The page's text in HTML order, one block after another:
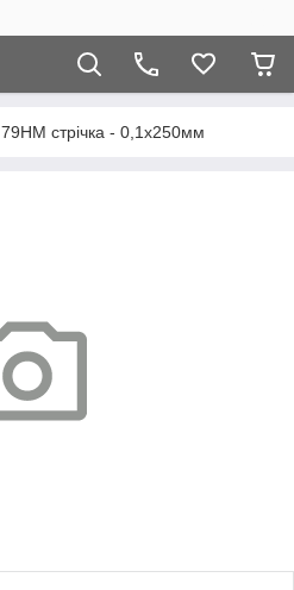
79НМ стрічка - 0,1х250мм